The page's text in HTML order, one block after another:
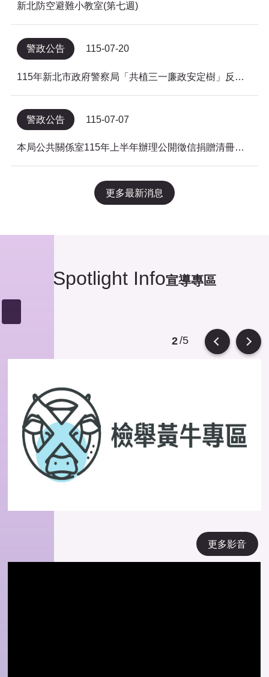
新北防空避難小教室(第七週)
警政公告 115-07-20
115年新北市政府警察局「共植三一廉政安定樹」反貪倡廉有獎徵答得獎名單公告
警政公告 115-07-07
本局公共關係室115年上半年辦理公開徵信捐贈清冊及明細表，依公益勸募條例公告。
更多最新消息
Spotlight Info宣導專區
2/5
更多影音